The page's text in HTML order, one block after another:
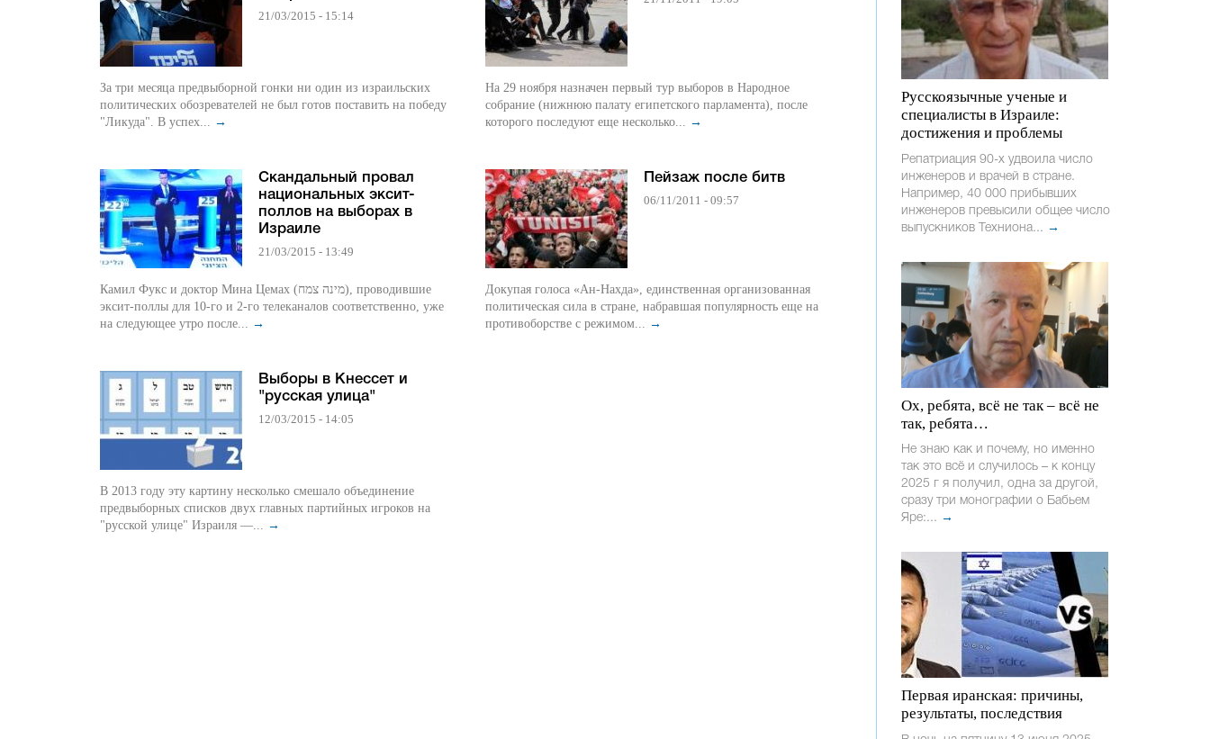
21/03/2015 - 15:14
За три месяца предвыборной гонки ни один из израильских
политических обозревателей не был готов поставить на победу
"Ликуда". В успех... →
Скандальный провал
национальных эксит-
поллов на выборах в
Израиле
21/03/2015 - 13:49
Камил Фукс и доктор Мина Цемах (מינה צמח), проводившие
эксит-поллы для 10-го и 2-го телеканалов соответственно, уже
на следующее утро после... →
Выборы в Кнессет и
"русская улица"
12/03/2015 - 14:05
В 2013 году эту картину несколько смешало объединение
предвыборных списков двух главных партийных игроков на
"русской улице" Израиля —... →
На 29 ноября назначен первый тур выборов в Народное
собрание (нижнюю палату египетского парламента), после
которого последуют еще несколько... →
Пейзаж после битв
06/11/2011 - 09:57
Докупая голоса «Ан-Нахда», единственная организованная
политическая сила в стране, набравшая популярность еще на
противоборстве с режимом... →
Русскоязычные ученые и
специалисты в Израиле:
достижения и проблемы
Репатриация 90-х удвоила число
инженеров и врачей в стране.
Например, 40 000 прибывших
инженеров превысили общее число
выпускников Техниона... →
Ох, ребята, всё не так – всё не
так, ребята…
Не знаю как и почему, но именно
так это всё и случилось – к концу
2025 г я получил, одна за другой,
сразу три монографии о Бабьем
Яре:... →
Первая иранская: причины,
результаты, последствия